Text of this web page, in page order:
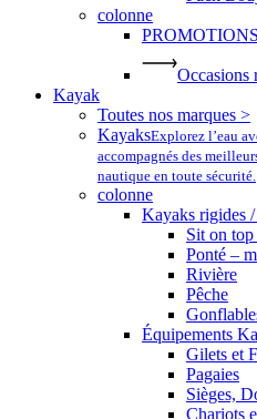
colonne
PROMOTIONS
Occasions
Kayak
Toutes nos marques >
KayaksExplorez l’eau
accompagnés des
nautique en toute sécurité.
colonne
Kayaks rigides
Sit on
Ponté –
Rivière
Pêche
Équipements
Gilets et
Pagaies
Sièges,
Chariots